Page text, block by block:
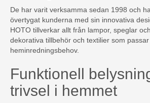
De har varit verksamma sedan 1998 och
övertygat kunderna med sin innovativa
HOTO tillverkar allt från lampor, speglar
dekorativa tillbehör och textilier som passar
heminredningsbehov.
Funktionell
trivsel i hemmet